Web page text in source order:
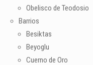
Obelisco de Teodosio
Barrios
Besiktas
Beyoglu
Cuerno de Oro